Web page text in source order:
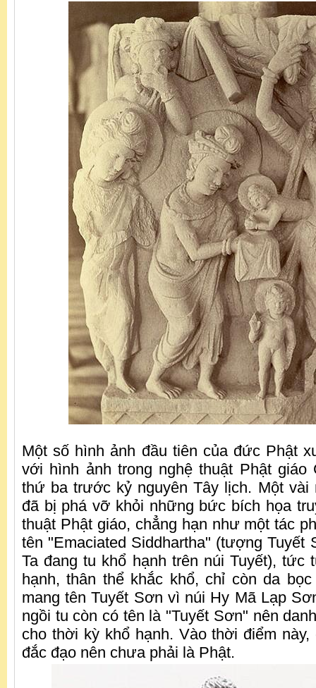
Một số hình ảnh đầu tiên của đức Phật
với hình ảnh trong nghệ thuật Phật giáo
thứ ba trước kỷ nguyên Tây lịch. Một vài
đã bị phá vỡ khỏi những bức bích họa
thuật Phật giáo, chẳng hạn như một tác
tên "Emaciated Siddhartha" (tượng
Ta đang tu khổ hạnh trên núi Tuyết), tức
hạnh, thân thể khắc khổ, chỉ còn da
mang tên Tuyết Sơn vì núi Hy Mã Lạp
ngồi tu còn có tên là "Tuyết Sơn" nên
cho thời kỳ khổ hạnh. Vào thời điểm
đắc đạo nên chưa phải là Phật.